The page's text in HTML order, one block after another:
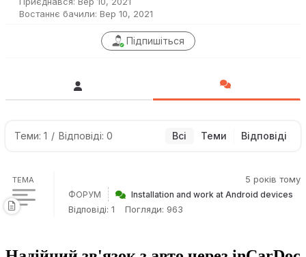
Востаннє бачили: Вер 10, 2021
Підпишіться
Теми: 1 / Відповіді: 0 Всі Теми Відповіді
ТЕМА 5 років тому
ФОРУМ Installation and work at Android devices
Відповіді: 1 Погляди: 963